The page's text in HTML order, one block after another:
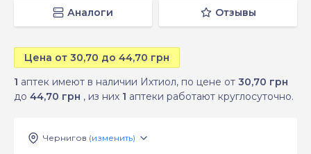
Аналоги Отзывы
Цена от 30,70 до 44,70 грн
1 аптек имеют в наличии Ихтиол, по цене от 30,70 грн
до 44,70 грн , из них 1 аптеки работают круглосуточно.
Чернигов (изменить)